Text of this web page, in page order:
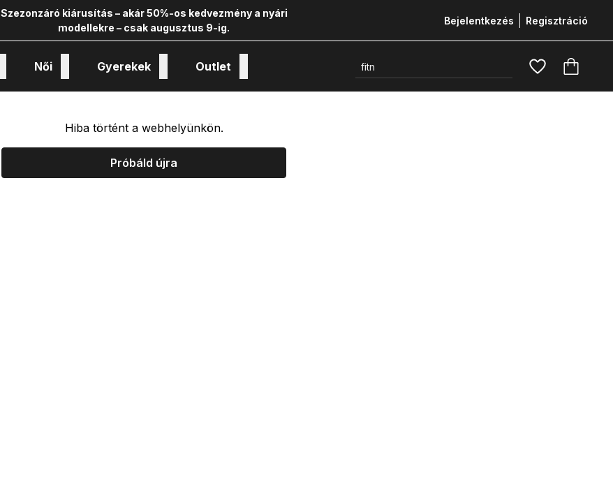
Szezonzáró kiárusítás – akár 50%-os kedvezmény a nyári
modellekre – csak augusztus 9-ig.
Bejelentkezés Regisztráció
Női Gyerekek Outlet
Hiba történt a webhelyünkön.
Próbáld újra